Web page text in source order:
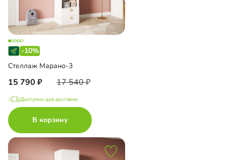
-10%
Стеллаж Марано-3
15 790 17 540
Доступно для доставки
В корзину